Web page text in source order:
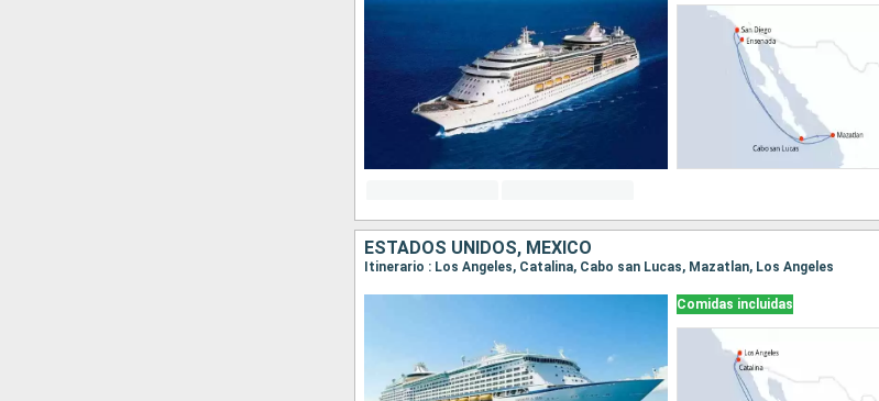
ESTADOS UNIDOS, MÉXICO
Itinerario : Los Angeles, Catalina, Cabo san Lucas, Mazatlan, Los Angeles
Comidas incluidas